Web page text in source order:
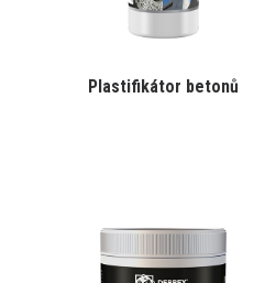
Plastifikátor betonů